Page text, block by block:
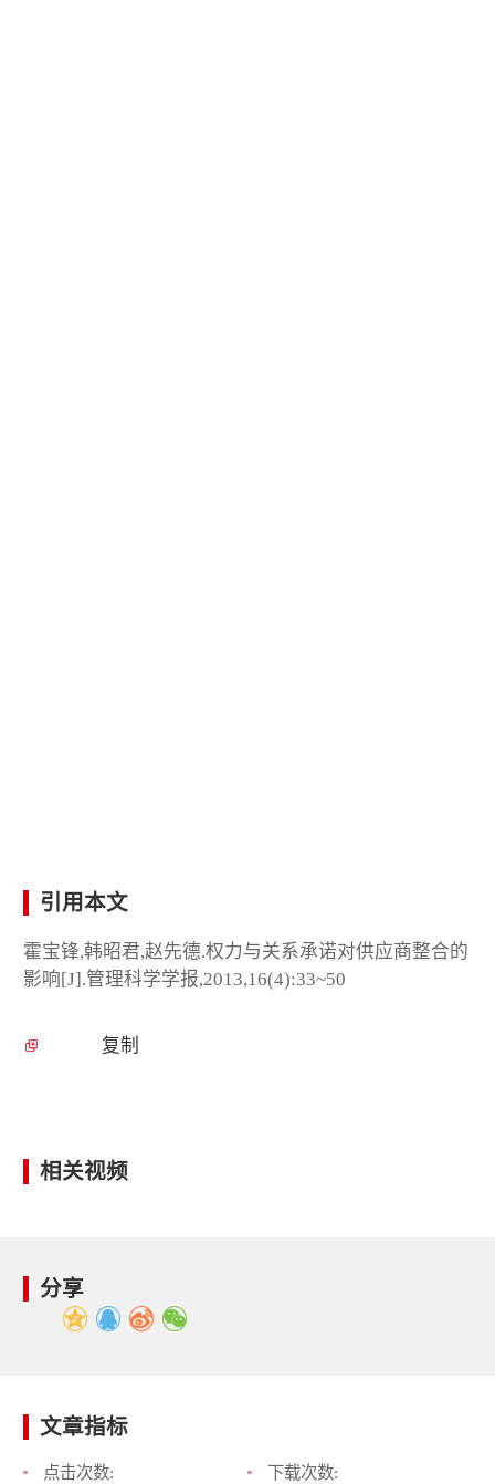
引用本文
霍宝锋,韩昭君,赵先德.权力与关系承诺对供应商整合的
影响[J].管理科学学报,2013,16(4):33~50
复制
相关视频
分享
文章指标
点击次数: 下载次数: